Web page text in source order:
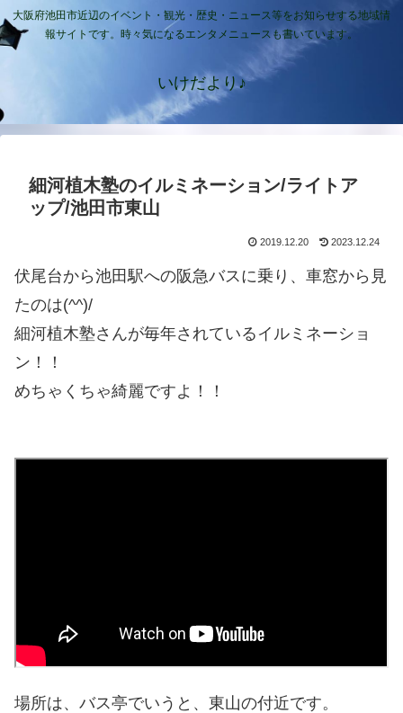
大阪府池田市近辺のイベント・観光・歴史・ニュース等をお知らせする地域情
報サイトです。時々気になるエンタメニュースも書いています。
いけだより♪
細河植木塾のイルミネーション/ライトア
ップ/池田市東山
2019.12.20 2023.12.24
伏尾台から池田駅への阪急バスに乗り、車窓から見
たのは(^^)/
細河植木塾さんが毎年されているイルミネーショ
ン！！
めちゃくちゃ綺麗ですよ！！
場所は、バス亭でいうと、東山の付近です。